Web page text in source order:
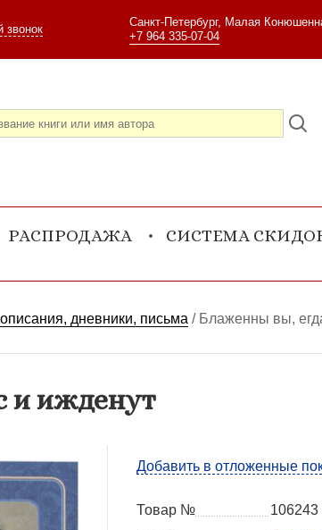
звонок
Санкт-Петербург, Малая
+7 964 335-07-04
РАСПРОДАЖА
СИСТЕМА
дневники, письма / Блаженны вы,
и ижденут
Добавить в отложенные
Товар №
106243